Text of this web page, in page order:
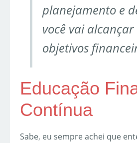
planejamento e
você vai alcançar
objetivos
Educação
Contínua
Sabe, eu sempre achei que